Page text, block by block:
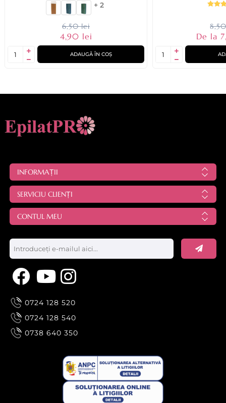
+ 2
6,50 lei
4,90 lei
ADAUGĂ ÎN COȘ
De la
INFORMAȚII
SERVICIU CLIENȚI
CONTUL MEU
0724 128 520
0724 128 540
0738 640 350